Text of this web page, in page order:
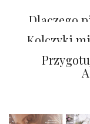
Dlaczego
Kolczyki
–